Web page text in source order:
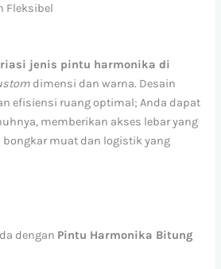
Fleksibel
jenis pintu harmonika di
dimensi dan warna. Desain
efisiensi ruang optimal; Anda dapat
memberikan akses lebar yang
muat dan logistik yang
dengan Pintu Harmonika Bitung